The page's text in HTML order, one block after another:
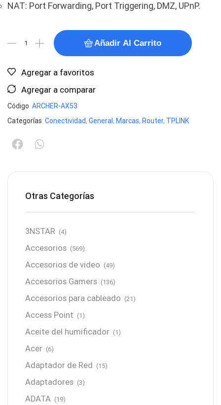
NAT: Port Forwarding, Port Triggering, DMZ, UPnP.
Añadir Al Carrito
Agregar a favoritos
Agregar a comparar
Código ARCHER-AX53
Categorías Conectividad, General , Marcas, Router, TPLINK
Otras Categorías
3NSTAR (4)
Accesorios (569)
Accesorios de video (49)
Accesorios Gamers (136)
Accesorios para cableado (21)
Access Point (1)
Aceite del humificador (1)
Acer (6)
Adaptador de Red (15)
Adaptadores (3)
ADATA (19)